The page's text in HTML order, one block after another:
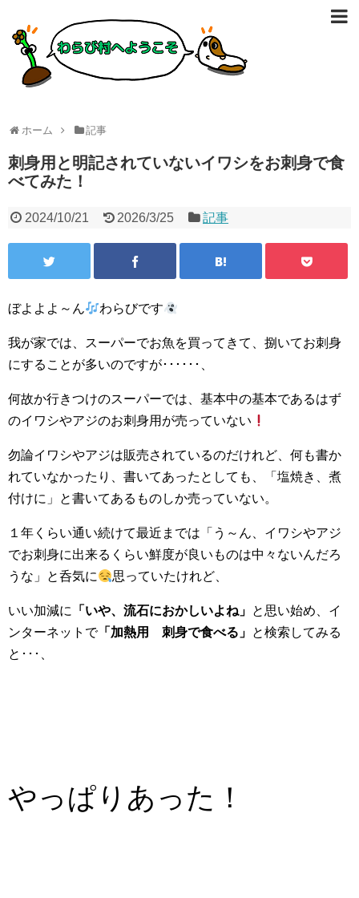
ホーム 記事
刺身用と明記されていないイワシをお刺身で食
べてみた！
2024/10/21 2026/3/25 記事
ぼよよよ～ん わらびです
我が家では、スーパーでお魚を買ってきて、捌いてお刺身
にすることが多いのですが･･････、
何故か行きつけのスーパーでは、基本中の基本であるはず
のイワシやアジのお刺身用が売っていない
勿論イワシやアジは販売されているのだけれど、何も書か
れていなかったり、書いてあったとしても、「塩焼き、煮
付けに」と書いてあるものしか売っていない。
１年くらい通い続けて最近までは「う～ん、イワシやアジ
でお刺身に出来るくらい鮮度が良いものは中々ないんだろ
うな」と呑気に
思っていたけれど、
いい加減に 「いや、流石におかしいよね」 と思い始め、イ
ンターネットで「加熱用 刺身で食べる」 と検索してみる
と･･･、
やっぱりあった！